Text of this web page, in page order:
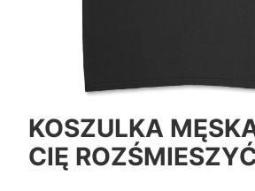
KOSZULKA
CIĘ